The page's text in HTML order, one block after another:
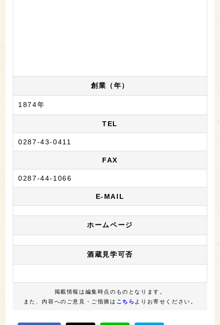
創業（年）
1874年
TEL
0287-43-0411
FAX
0287-44-1066
E-MAIL
ホームページ
酒蔵見学可否
掲載情報は編集時点のものとなります。
また、内容へのご意見・ご指摘は こちら よりお寄せください。